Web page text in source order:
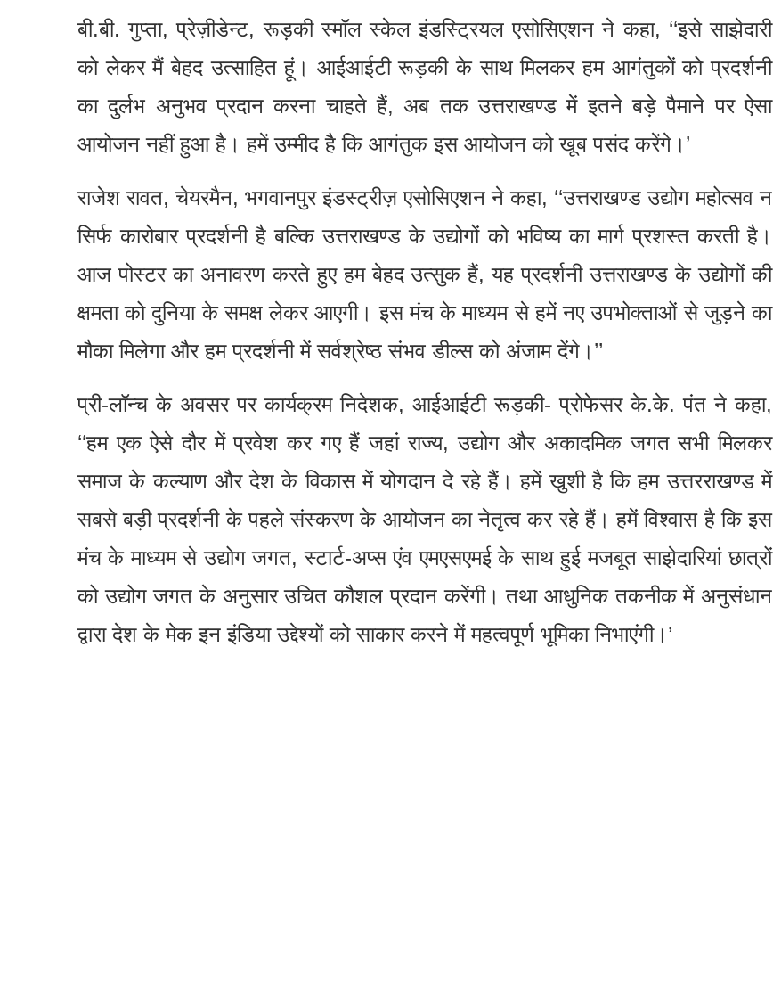
बी.बी. गुप्ता, प्रेज़ीडेन्ट, रूड़की स्मॉल स्केल इंडस्ट्रियल एसोसिएशन ने कहा, ‘‘इसे साझेदारी
को लेकर मैं बेहद उत्साहित हूं। आईआईटी रूड़की के साथ मिलकर हम आगंतुकों को प्रदर्शनी
का दुर्लभ अनुभव प्रदान करना चाहते हैं, अब तक उत्तराखण्ड में इतने बड़े पैमाने पर ऐसा
आयोजन नहीं हुआ है। हमें उम्मीद है कि आगंतुक इस आयोजन को खूब पसंद करेंगे।’
राजेश रावत, चेयरमैन, भगवानपुर इंडस्ट्रीज़ एसोसिएशन ने कहा, ‘‘उत्तराखण्ड उद्योग महोत्सव न
सिर्फ कारोबार प्रदर्शनी है बल्कि उत्तराखण्ड के उद्योगों को भविष्य का मार्ग प्रशस्त करती है।
आज पोस्टर का अनावरण करते हुए हम बेहद उत्सुक हैं, यह प्रदर्शनी उत्तराखण्ड के उद्योगों की
क्षमता को दुनिया के समक्ष लेकर आएगी। इस मंच के माध्यम से हमें नए उपभोक्ताओं से जुड़ने का
मौका मिलेगा और हम प्रदर्शनी में सर्वश्रेष्ठ संभव डील्स को अंजाम देंगे।’’
प्री-लॉन्च के अवसर पर कार्यक्रम निदेशक, आईआईटी रूड़की- प्रोफेसर के.के. पंत ने कहा,
‘‘हम एक ऐसे दौर में प्रवेश कर गए हैं जहां राज्य, उद्योग और अकादमिक जगत सभी मिलकर
समाज के कल्याण और देश के विकास में योगदान दे रहे हैं। हमें खुशी है कि हम उत्तरराखण्ड में
सबसे बड़ी प्रदर्शनी के पहले संस्करण के आयोजन का नेतृत्व कर रहे हैं। हमें विश्वास है कि इस
मंच के माध्यम से उद्योग जगत, स्टार्ट-अप्स एंव एमएसएमई के साथ हुई मजबूत साझेदारियां छात्रों
को उद्योग जगत के अनुसार उचित कौशल प्रदान करेंगी। तथा आधुनिक तकनीक में अनुसंधान
द्वारा देश के मेक इन इंडिया उद्देश्यों को साकार करने में महत्वपूर्ण भूमिका निभाएंगी।’